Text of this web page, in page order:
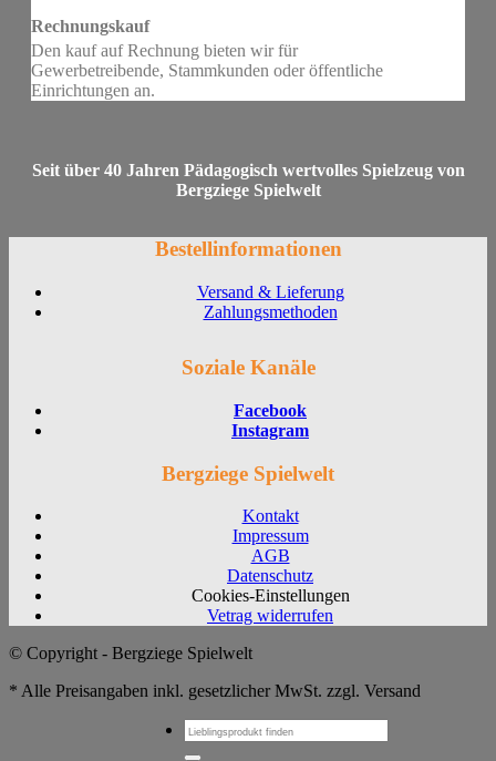
Rechnungskauf
Den kauf auf Rechnung bieten wir für
Gewerbetreibende, Stammkunden oder öffentliche
Einrichtungen an.
Seit über 40 Jahren Pädagogisch wertvolles Spielzeug von
Bergziege Spielwelt
Bestellinformationen
Versand & Lieferung
Zahlungsmethoden
Soziale Kanäle
Facebook
Instagram
Bergziege Spielwelt
Kontakt
Impressum
AGB
Datenschutz
Cookies-Einstellungen
Vetrag widerrufen
© Copyright - Bergziege Spielwelt
* Alle Preisangaben inkl. gesetzlicher MwSt. zzgl. Versand
Suchen
nach: